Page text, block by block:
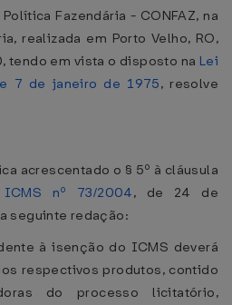
Fazendária - CONFAZ, na
realizada em Porto Velho, RO,
tendo em vista o disposto na Lei
7 de janeiro de 1975, resolve
acrescentado o § 5º à cláusula
ICMS nº 73/2004, de 24 de
seguinte redação:
à isenção do ICMS deverá
respectivos produtos, contido
do processo licitatório,